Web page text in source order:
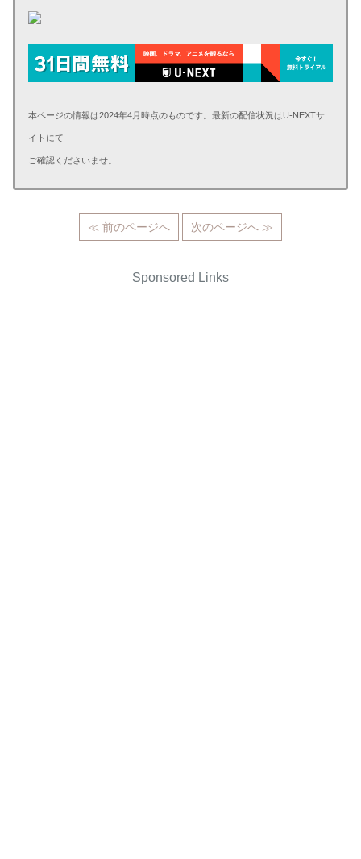
本ページの情報は2024年4月時点のものです。最新の配信状況はU-NEXTサ
イトにて
ご確認くださいませ。
≪ 前のページへ 次のページへ ≫
Sponsored Links